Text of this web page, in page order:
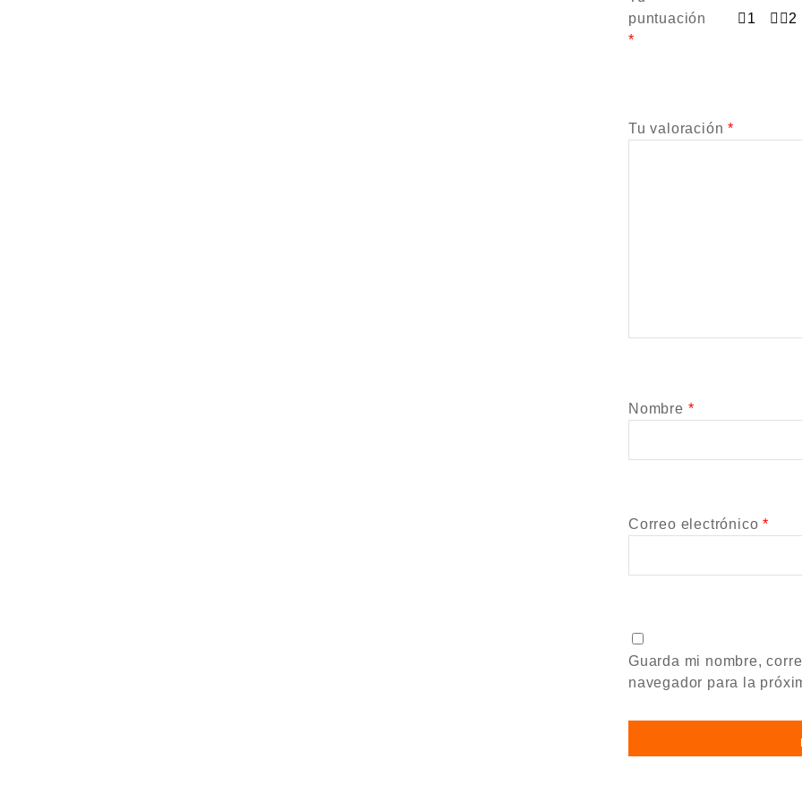
puntuación
*
1 2
Tu valoración*
Nombre *
Correo electrónico*
Guarda mi nombre,
navegador para la